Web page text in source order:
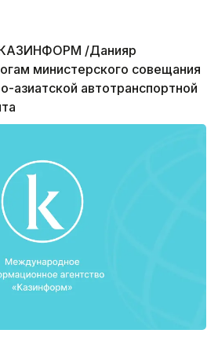
/Данияр
министерского совещания
азиатской автотранспортной